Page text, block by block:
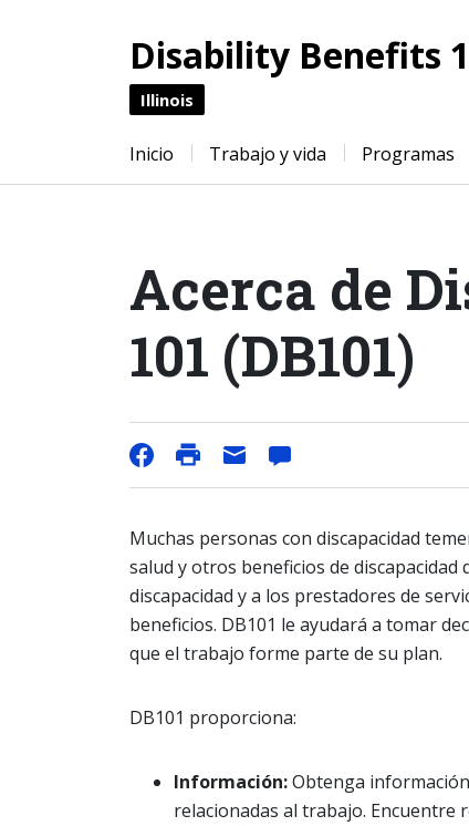
Disability Benefits
Illinois
Inicio Trabajo y vida Programas
Acerca de
101 (DB101)
Muchas personas con discapacidad
salud y otros beneficios de discapacidad
discapacidad y a los prestadores de
beneficios. DB101 le ayudará a tomar
que el trabajo forme parte de su plan.
DB101 proporciona:
Información:Obtenga
relacionadas al trabajo. Encuentre